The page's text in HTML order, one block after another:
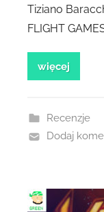
Tiziano
FLIGHT
więcej
Recenzje
Dodaj